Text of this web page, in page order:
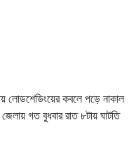
লোডশেডিংয়ের কবলে পড়ে নাকাল
গত বুধবার রাত ৮টায় ঘাটতি